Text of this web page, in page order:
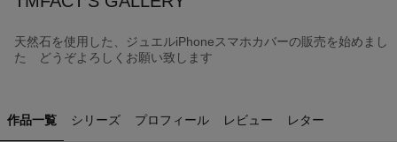
天然石を使用した、ジュエルiPhoneスマホカバーの販売を始めまし
た どうぞよろしくお願い致します
作品一覧 シリーズ プロフィール レビュー レター